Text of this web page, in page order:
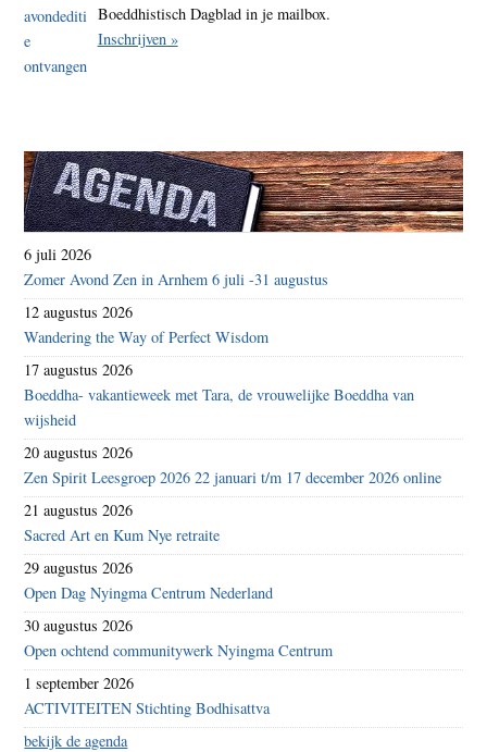
Boeddhistisch Dagblad in je mailbox.
Inschrijven »
6 juli 2026
Zomer Avond Zen in Arnhem 6 juli -31 augustus
12 augustus 2026
Wandering the Way of Perfect Wisdom
17 augustus 2026
Boeddha- vakantieweek met Tara, de vrouwelijke Boeddha van
wijsheid
20 augustus 2026
Zen Spirit Leesgroep 2026 22 januari t/m 17 december 2026 online
21 augustus 2026
Sacred Art en Kum Nye retraite
29 augustus 2026
Open Dag Nyingma Centrum Nederland
30 augustus 2026
Open ochtend communitywerk Nyingma Centrum
1 september 2026
ACTIVITEITEN Stichting Bodhisattva
bekijk de agenda